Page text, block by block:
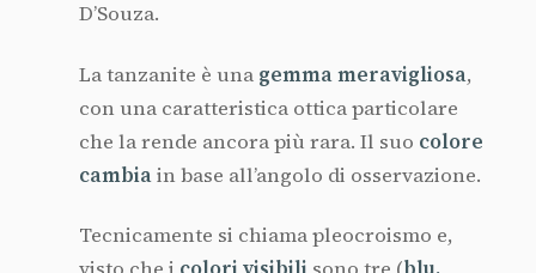
D’Souza.
La tanzanite è una gemmameravigliosa,
con una caratteristica ottica particolare
che la rende ancora più rara. Il suo colore
cambiain base all’angolo di osservazione.
Tecnicamente si chiama pleocroismo e,